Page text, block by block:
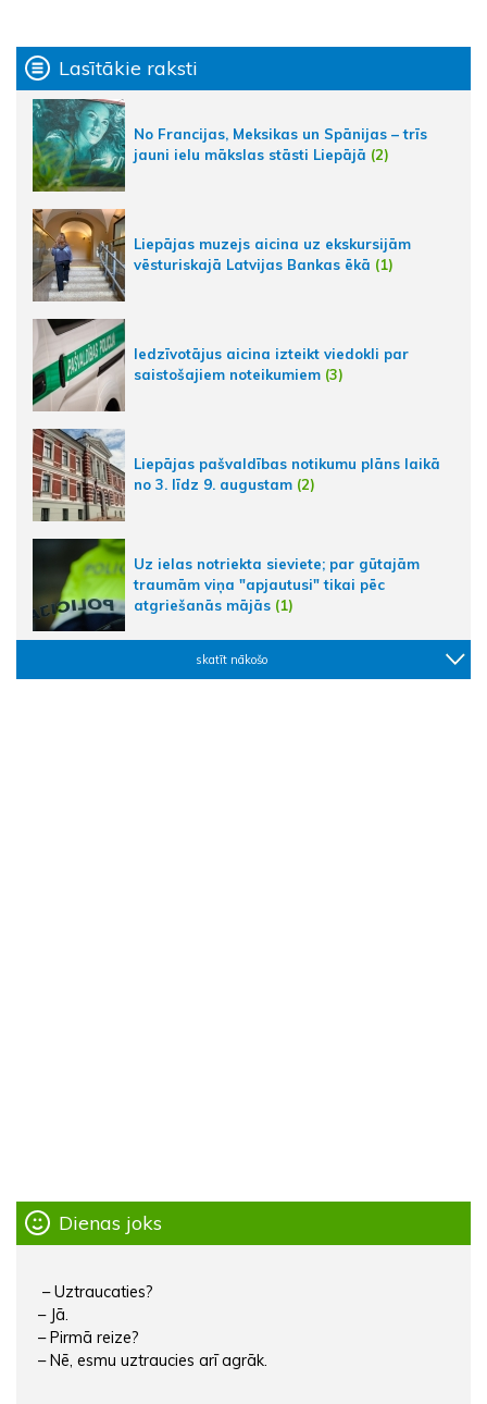
Lasītākie raksti
No Francijas, Meksikas un Spānijas – trīs
jauni ielu mākslas stāsti Liepājā (2)
Liepājas muzejs aicina uz ekskursijām
vēsturiskajā Latvijas Bankas ēkā (1)
Iedzīvotājus aicina izteikt viedokli par
saistošajiem noteikumiem (3)
Liepājas pašvaldības notikumu plāns laikā
no 3. līdz 9. augustam (2)
Uz ielas notriekta sieviete; par gūtajām
traumām viņa "apjautusi" tikai pēc
atgriešanās mājās (1)
skatīt nākošo
Dienas joks
– Uztraucaties?
– Jā.
– Pirmā reize?
– Nē, esmu uztraucies arī agrāk.